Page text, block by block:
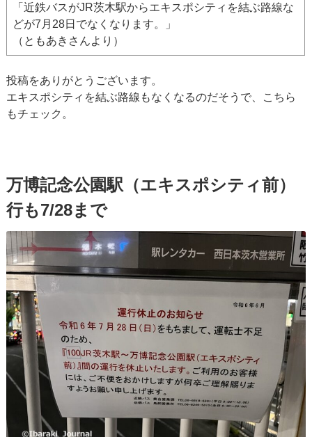
「近鉄バスがJR茨木駅からエキスポシティを結ぶ路線な
どが7月28日でなくなります。」
（ともあきさんより）
投稿をありがとうございます。
エキスポシティを結ぶ路線もなくなるのだそうで、こちら
もチェック。
万博記念公園駅（エキスポシティ前）
行も7/28まで